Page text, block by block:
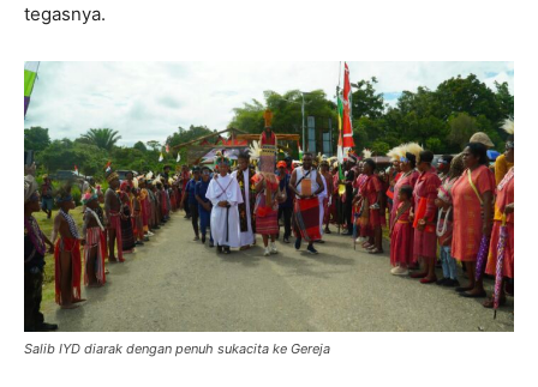
tegasnya.
Salib IYD diarak dengan penuh sukacita ke Gereja